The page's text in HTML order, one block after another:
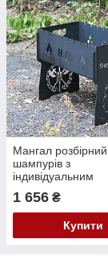
Мангал
шампурів з
індивідуальним
гравіюванням
1 656 ₴
Купити